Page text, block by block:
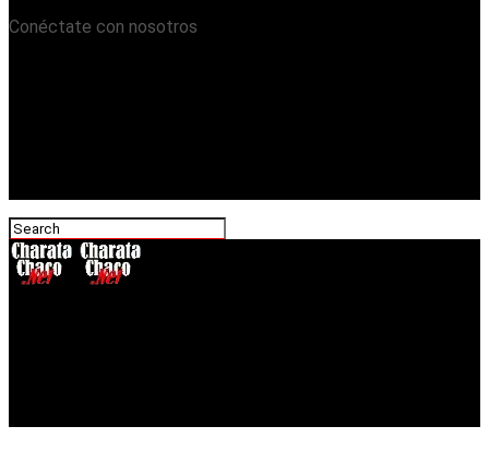
Conéctate con nosotros